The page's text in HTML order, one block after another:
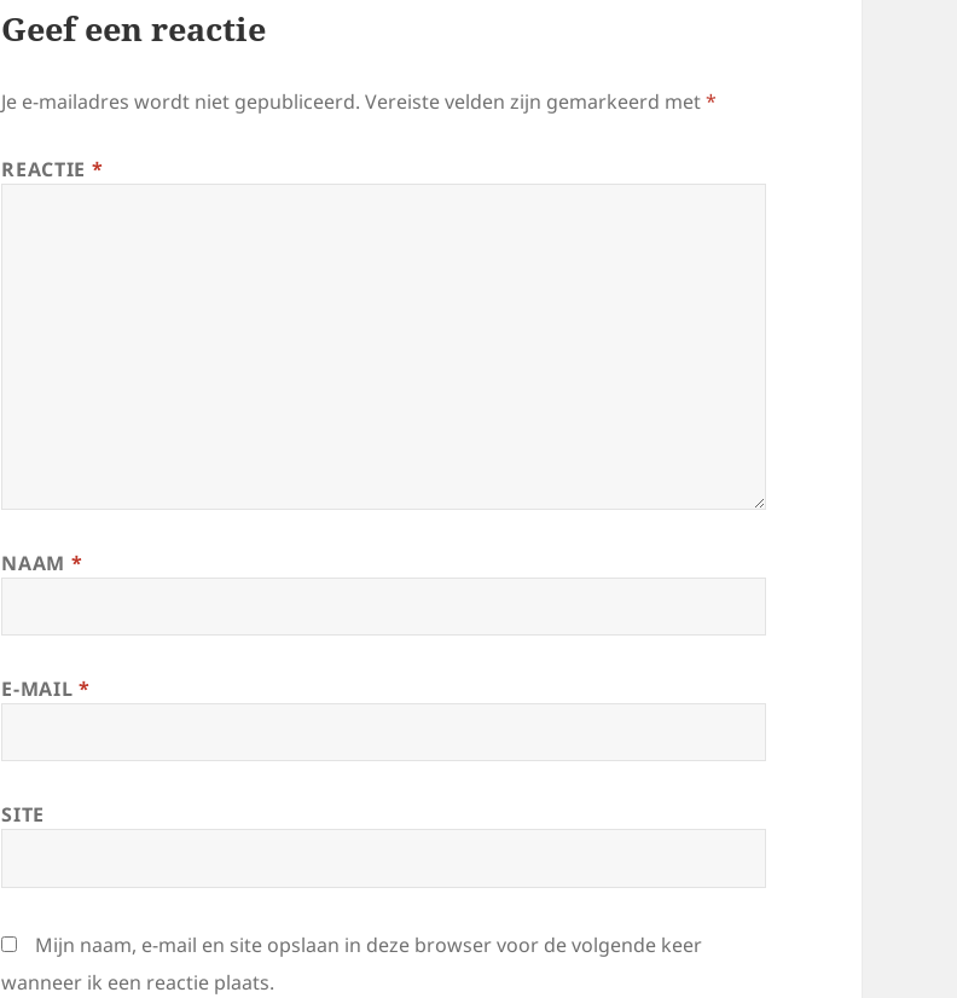
Geef een reactie
Je e-mailadres wordt niet gepubliceerd. Vereiste velden zijn gemarkeerd met*
REACTIE *
NAAM *
E-MAIL *
SITE
Mijn naam, e-mail en site opslaan in deze browser voor de volgende keer
wanneer ik een reactie plaats.